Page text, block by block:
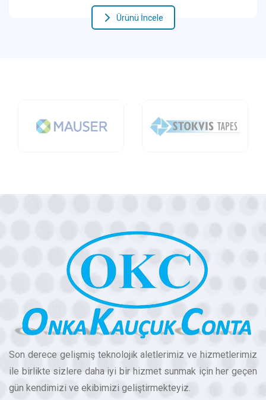
Ürünü İncele
Son derece gelişmiş teknolojik aletlerimiz ve hizmetlerimiz
ile birlikte sizlere daha iyi bir hizmet sunmak için her geçen
gün kendimizi ve ekibimizi geliştirmekteyiz.